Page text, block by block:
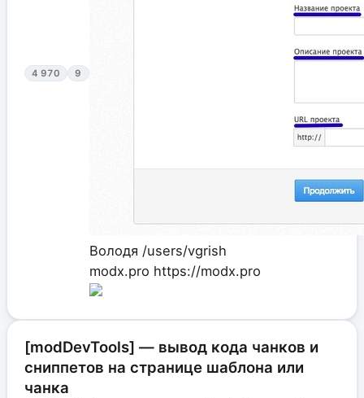
4 970 9
Володя /users/vgrish
modx.pro https://modx.pro
[modDevTools] — вывод кода чанков и
сниппетов на странице шаблона или
чанка